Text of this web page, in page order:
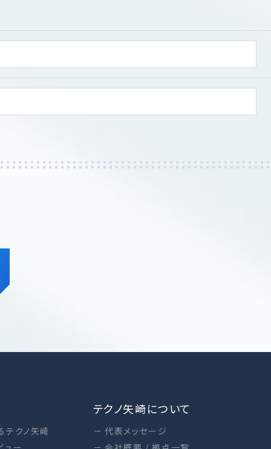
テクノ矢崎
テクノ矢崎について
代表メッセージ